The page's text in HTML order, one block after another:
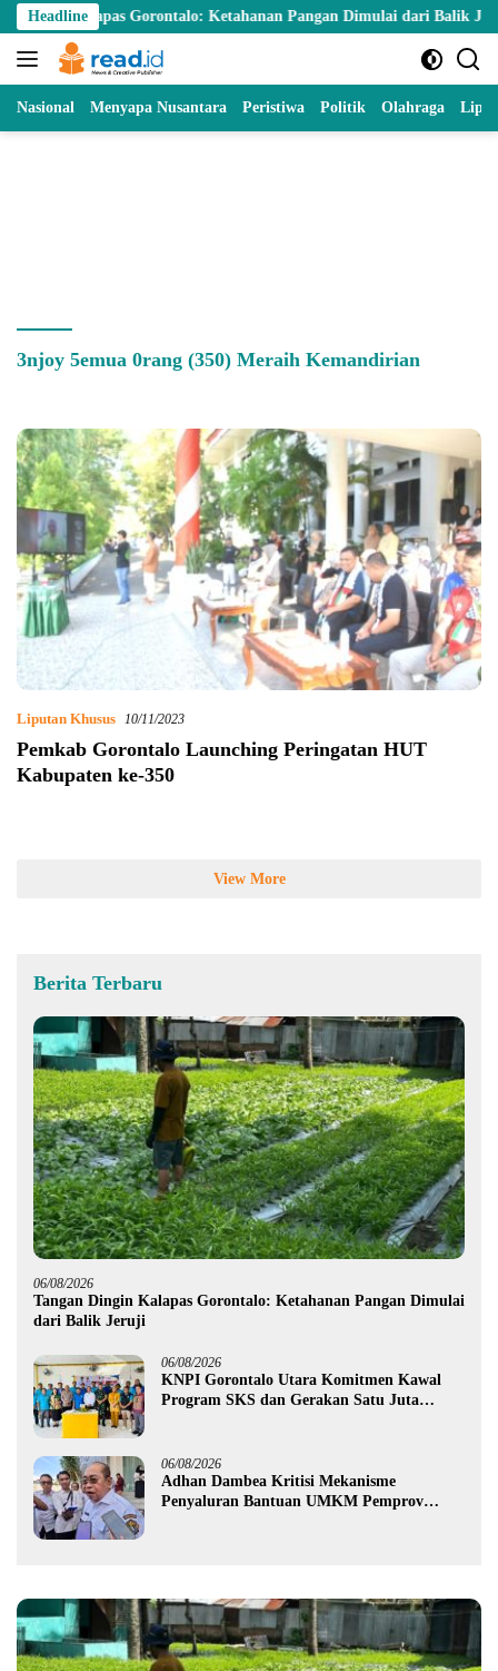
Skip
to
content
Headline
Kalapas Gorontalo: Ketahanan Pangan Dimulai dari Balik Jeruji
Nasional Menyapa Nusantara Peristiwa Politik Olahraga
3njoy 5emua 0rang (350) Meraih Kemandirian
Liputan Khusus 10/11/2023
Pemkab Gorontalo Launching Peringatan HUT
Kabupaten ke-350
View More
Berita Terbaru
06/08/2026
Tangan Dingin Kalapas Gorontalo: Ketahanan Pangan Dimulai
dari Balik Jeruji
06/08/2026
KNPI Gorontalo Utara Komitmen Kawal
Program SKS dan Gerakan Satu Juta
06/08/2026
Adhan Dambea Kritisi Mekanisme
Penyaluran Bantuan UMKM Pemprov